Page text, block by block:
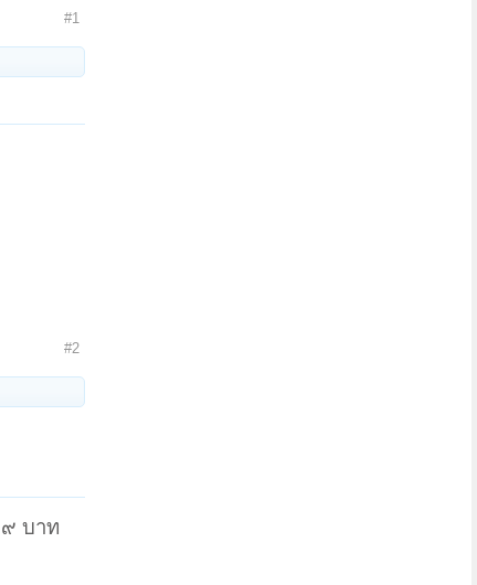
#1
#2
บาท